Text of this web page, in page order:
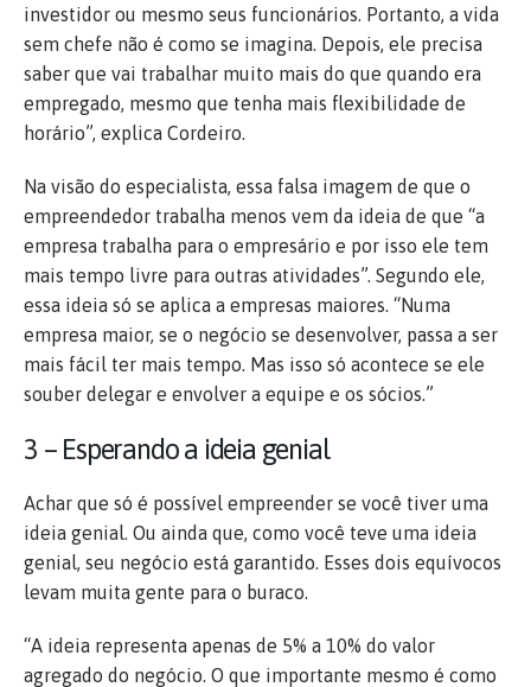
investidor ou mesmo seus funcionários. Portanto, a vida
sem chefe não é como se imagina. Depois, ele precisa
saber que vai trabalhar muito mais do que quando era
empregado, mesmo que tenha mais flexibilidade de
horário”, explica Cordeiro.
Na visão do especialista, essa falsa imagem de que o
empreendedor trabalha menos vem da ideia de que “a
empresa trabalha para o empresário e por isso ele tem
mais tempo livre para outras atividades”. Segundo ele,
essa ideia só se aplica a empresas maiores. “Numa
empresa maior, se o negócio se desenvolver, passa a ser
mais fácil ter mais tempo. Mas isso só acontece se ele
souber delegar e envolver a equipe e os sócios.”
3 – Esperando a ideia genial
Achar que só é possível empreender se você tiver uma
ideia genial. Ou ainda que, como você teve uma ideia
genial, seu negócio está garantido. Esses dois equívocos
levam muita gente para o buraco.
“A ideia representa apenas de 5% a 10% do valor
agregado do negócio. O que importante mesmo é como